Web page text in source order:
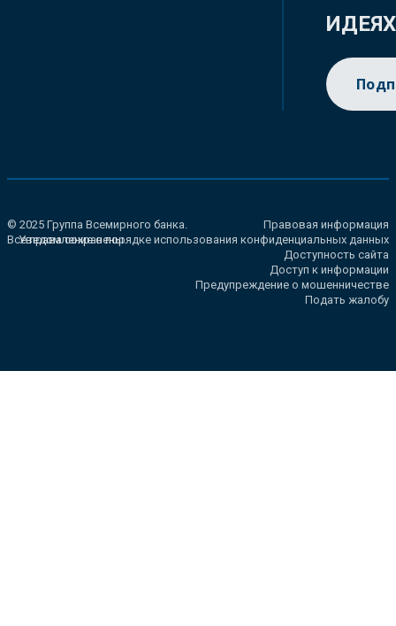
ИДЕЯХ
© 2025 Группа Всемирного банка.
Все права сохранены.
Правовая информация
Уведомление о порядке использования конфиденциальных данных
Доступность сайта
Доступ к информации
Предупреждение о мошенничестве
Подать жалобу